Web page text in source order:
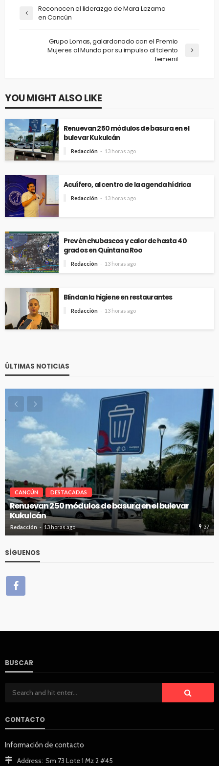
Reconocen el liderazgo de Mara Lezama
en Cancún
Grupo Lomas, galardonado con el Premio
Mujeres al Mundo por su impulso al talento
femenil
YOU MIGHT ALSO LIKE
Renuevan 250 módulos de basura en el
bulevar Kukulcán
Redacción 13 horas ago
Acuífero, al centro de la agenda hídrica
Redacción 13 horas ago
Prevén chubascos y calor de hasta 40
grados en Quintana Roo
Redacción 13 horas ago
Blindan la higiene en restaurantes
Redacción 13 horas ago
ÚLTIMAS NOTICIAS
CANCÚN DESTACADAS
Renuevan 250 módulos de basura en el bulevar
Kukulcán
Redacción 13 horas ago 37
SÍGUENOS
BUSCAR
CONTACTO
Información de contacto
Address: Sm 73 Lote 1 Mz 2 #45